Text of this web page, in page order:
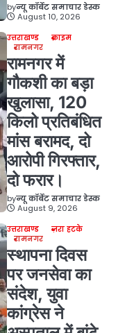
byन्यू कॉर्बेट समाचार डेस्क
August 10, 2026
उत्तराखण्ड
क्राइम
रामनगर
रामनगर में
गौकशी का बड़ा
खुलासा, 120
किलो प्रतिबंधित
मांस बरामद, दो
आरोपी गिरफ्तार,
दो फरार।
byन्यू कॉर्बेट समाचार डेस्क
August 9, 2026
उत्तराखण्ड
ज़रा हटके
रामनगर
स्थापना दिवस
पर जनसेवा का
संदेश, युवा
कांग्रेस ने